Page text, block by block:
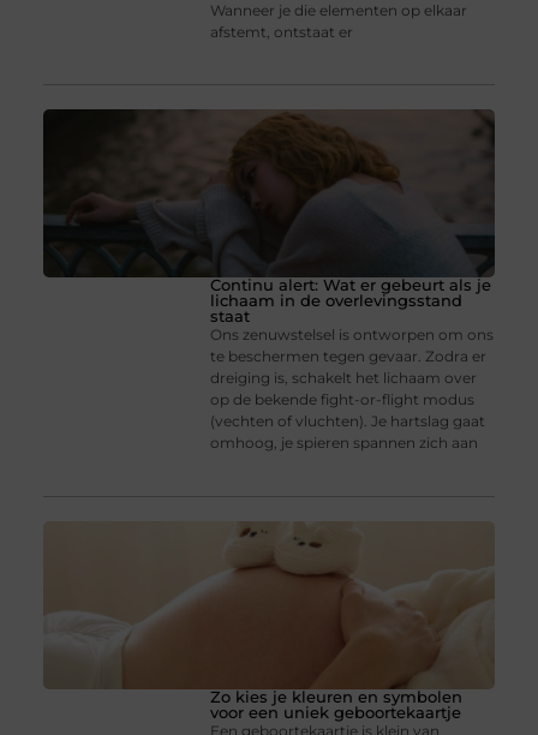
Wanneer je die elementen op elkaar
afstemt, ontstaat er
Continu alert: Wat er gebeurt als je
lichaam in de overlevingsstand
staat
Ons zenuwstelsel is ontworpen om ons
te beschermen tegen gevaar. Zodra er
dreiging is, schakelt het lichaam over
op de bekende fight-or-flight modus
(vechten of vluchten). Je hartslag gaat
omhoog, je spieren spannen zich aan
Zo kies je kleuren en symbolen
voor een uniek geboortekaartje
Een geboortekaartje is klein van